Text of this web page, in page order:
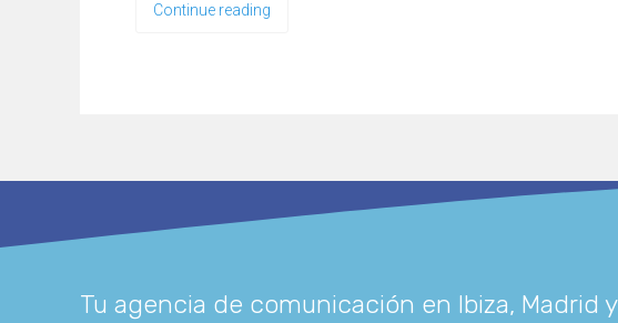
Continue reading
Tu agencia de comunicación en Ibiza, Madrid y